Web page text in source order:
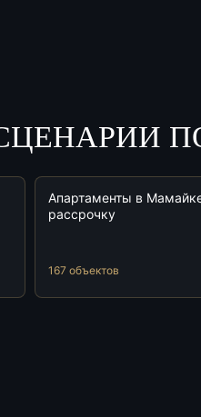
Апартаменты в
рассрочку
167 объектов